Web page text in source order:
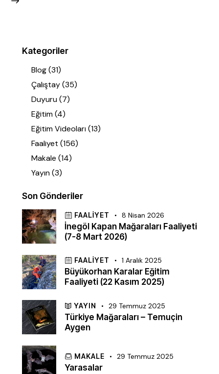
Kategoriler
Blog(31)
Çalıştay(35)
Duyuru(7)
Eğitim(4)
Eğitim Videoları(13)
Faaliyet (156)
Makale (14)
Yayın(3)
Son Gönderiler
FAALIYET 8 Nisan 2026
İnegöl Kapan Mağaraları Faaliyeti
(7-8 Mart 2026)
FAALIYET 1 Aralık 2025
Büyükorhan Karalar Eğitim
Faaliyeti (22 Kasım 2025)
YAYIN 29 Temmuz 2025
Türkiye Mağaraları – Temuçin
Aygen
MAKALE 29 Temmuz 2025
Yarasalar